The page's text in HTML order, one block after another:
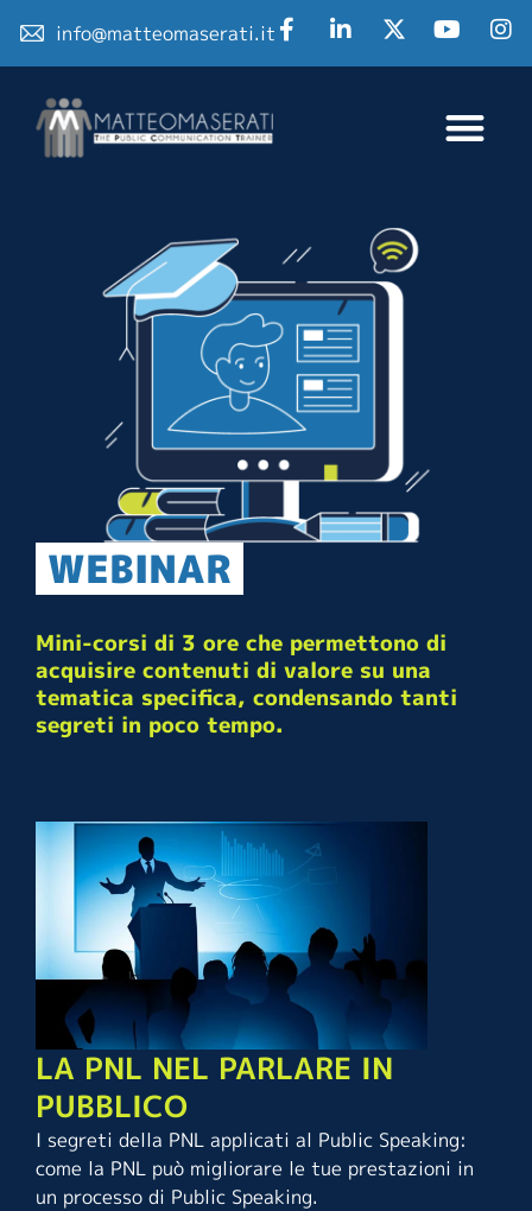
info@matteomaserati.it
WEBINAR
Mini-corsi di 3 ore che permettono di
acquisire contenuti di valore su una
tematica specifica, condensando tanti
segreti in poco tempo.
LA PNL NEL PARLARE IN
PUBBLICO
I segreti della PNL applicati al Public Speaking:
come la PNL può migliorare le tue prestazioni in
un processo di Public Speaking.